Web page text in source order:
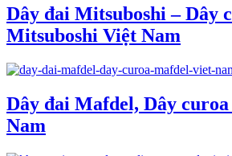
Dây đai Mitsuboshi – Dây
Mitsuboshi Việt Nam
Dây đai Mafdel, Dây
Nam